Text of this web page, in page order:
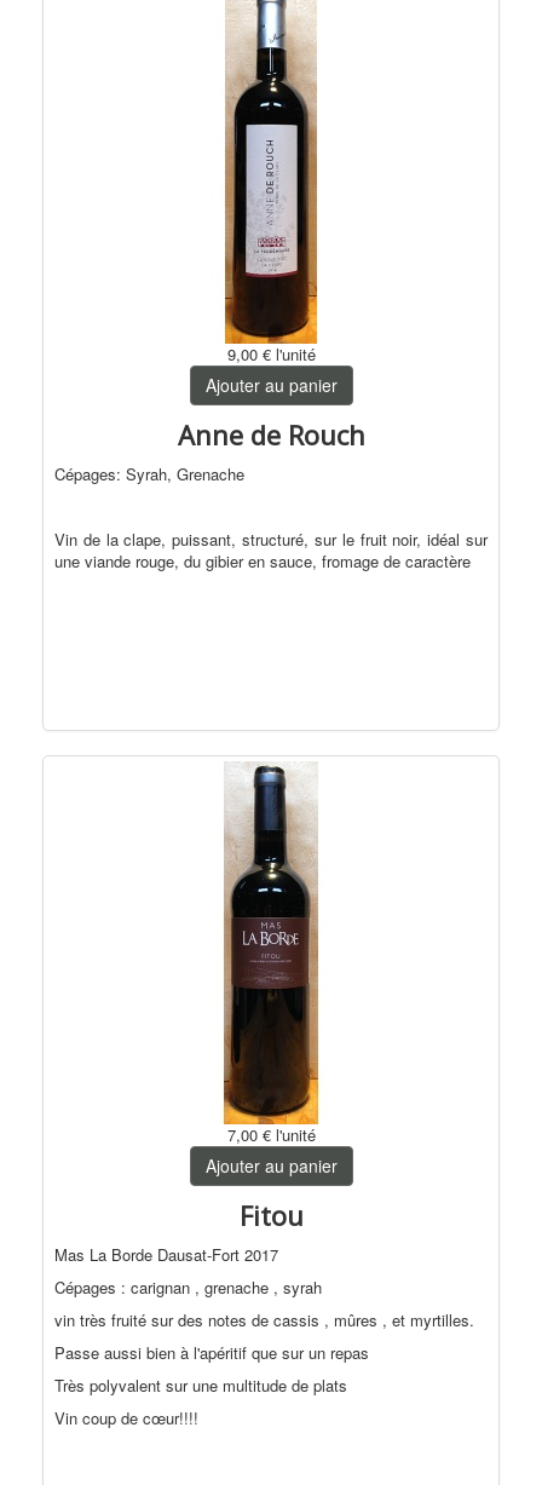
9,00 € l'unité
Ajouter au panier
Anne de Rouch
Cépages: Syrah, Grenache
Vin de la clape, puissant, structuré, sur le fruit noir, idéal sur
une viande rouge, du gibier en sauce, fromage de caractère
7,00 € l'unité
Ajouter au panier
Fitou
Mas La Borde Dausat-Fort 2017
Cépages : carignan , grenache , syrah
vin très fruité sur des notes de cassis , mûres , et myrtilles.
Passe aussi bien à l'apéritif que sur un repas
Très polyvalent sur une multitude de plats
Vin coup de cœur!!!!